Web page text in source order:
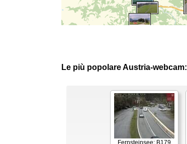
Le più popolare Austria-webcam:
Fernsteinsee: B179